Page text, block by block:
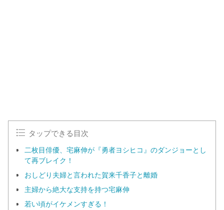
タップできる目次
二枚目俳優、宅麻伸が『勇者ヨシヒコ』のダンジョーとし
て再ブレイク！
おしどり夫婦と言われた賀来千香子と離婚
主婦から絶大な支持を持つ宅麻伸
若い頃がイケメンすぎる！